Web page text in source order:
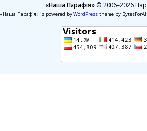
«Наша Парафія»© 2006–2026
«Наша Парафія» is powered by WordPresstheme by